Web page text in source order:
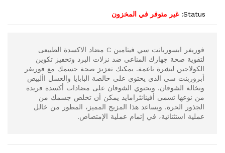
Status: غير متوفر في المخزون
فوريفر ابسوربانت سي فيتامين C مضاد الاكسدة الطبيعى
لتقوية صحة جهازك المناعى ضد نزلات البرد وتحفيز تكوين
الكولاجين لبشرة ناعمة. يمكنك تعزيز صحة جسمك مع فوريفر
أبزوربنت سي الذي يحتوي على خالصة البابايا والعسل األبيض
ونخالة الشوفان. ويحتوي الشوفان على مضادات أكسدة فريدة
من نوعها تسمى أفينانثرامايد يمكن أن تخلص جسمك من
الجذور الحرة. ويساعد هذا المزيج المميز، المطور من خالل
عملية استثنائية، في إتمام عملية الإمتصاص.